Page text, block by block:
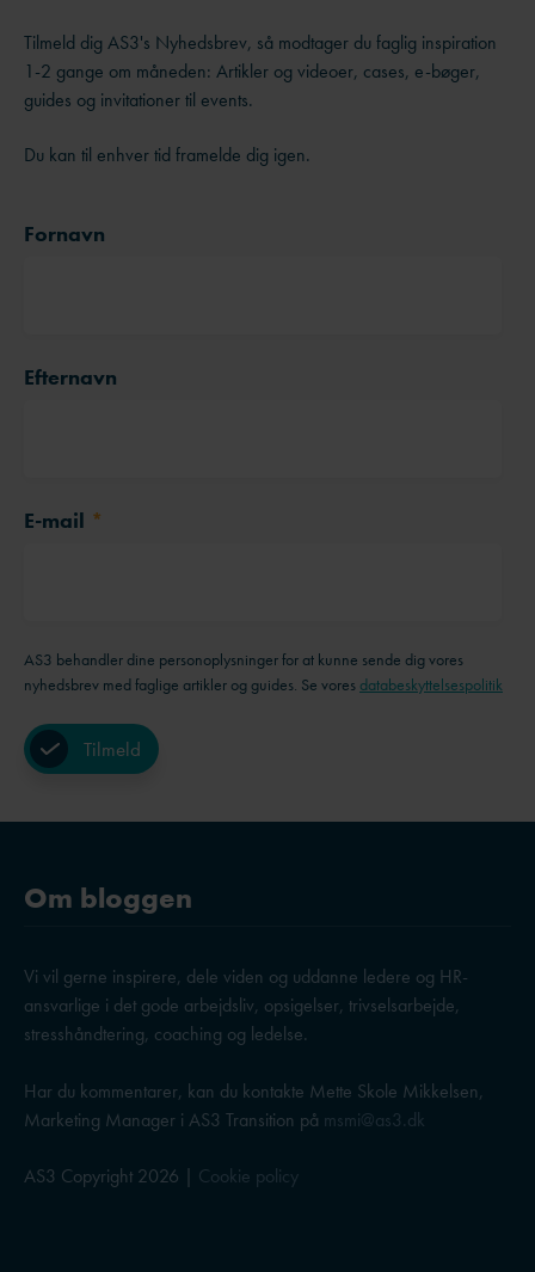
Tilmeld dig AS3's Nyhedsbrev, så modtager du faglig inspiration
1-2 gange om måneden: Artikler og videoer, cases, e-bøger,
guides og invitationer til events.
Du kan til enhver tid framelde dig igen.
Fornavn
Efternavn
E-mail *
AS3 behandler dine personoplysninger for at kunne sende dig vores
nyhedsbrev med faglige artikler og guides. Se vores databeskyttelsespolitik
Om bloggen
Vi vil gerne inspirere, dele viden og uddanne ledere og HR-
ansvarlige i det gode arbejdsliv, opsigelser, trivselsarbejde,
stresshåndtering, coaching og ledelse.
Har du kommentarer, kan du kontakte Mette Skole Mikkelsen,
Marketing Manager i AS3 Transition på msmi@as3.dk
AS3 Copyright 2026 | Cookie policy